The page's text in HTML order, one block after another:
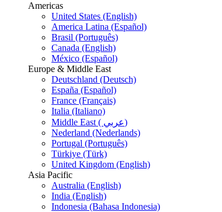
Americas
United States (English)
America Latina (Español)
Brasil (Português)
Canada (English)
México (Español)
Europe & Middle East
Deutschland (Deutsch)
España (Español)
France (Français)
Italia (Italiano)
Middle East ( عربي)
Nederland (Nederlands)
Portugal (Português)
Türkiye (Türk)
United Kingdom (English)
Asia Pacific
Australia (English)
India (English)
Indonesia (Bahasa Indonesia)